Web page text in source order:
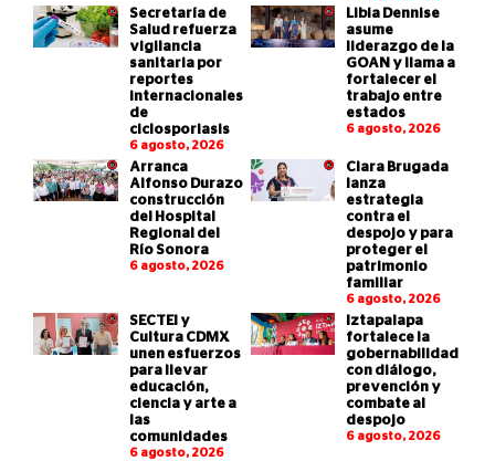
Secretaría de
Salud refuerza
vigilancia
sanitaria por
reportes
internacionales
de
ciclosporiasis
6 agosto, 2026
Libia Dennise
asume
liderazgo de la
GOAN y llama a
fortalecer el
trabajo entre
estados
6 agosto, 2026
Arranca
Alfonso Durazo
construcción
del Hospital
Regional del
Río Sonora
6 agosto, 2026
Clara Brugada
lanza
estrategia
contra el
despojo y para
proteger el
patrimonio
familiar
6 agosto, 2026
SECTEI y
Cultura CDMX
unen esfuerzos
para llevar
educación,
ciencia y arte a
las
comunidades
6 agosto, 2026
Iztapalapa
fortalece la
gobernabilidad
con diálogo,
prevención y
combate al
despojo
6 agosto, 2026